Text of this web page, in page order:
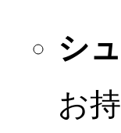
シ
お